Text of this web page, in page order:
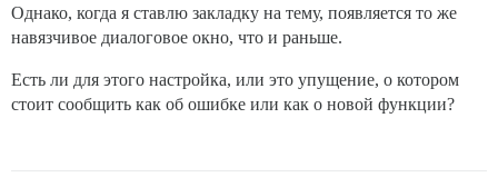
Однако, когда я ставлю закладку на тему, появляется то же
навязчивое диалоговое окно, что и раньше.
Есть ли для этого настройка, или это упущение, о котором
стоит сообщить как об ошибке или как о новой функции?